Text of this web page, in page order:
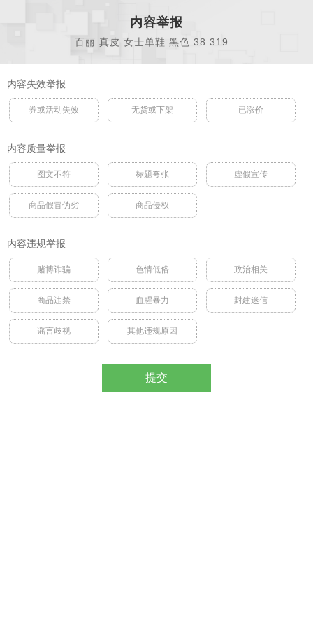
内容举报
百丽 真皮 女士单鞋 黑色 38 319...
内容失效举报
券或活动失效 无货或下架 已涨价
内容质量举报
图文不符 标题夸张 虚假宣传
商品假冒伪劣 商品侵权
内容违规举报
赌博诈骗 色情低俗 政治相关
商品违禁 血腥暴力 封建迷信
谣言歧视 其他违规原因
提交